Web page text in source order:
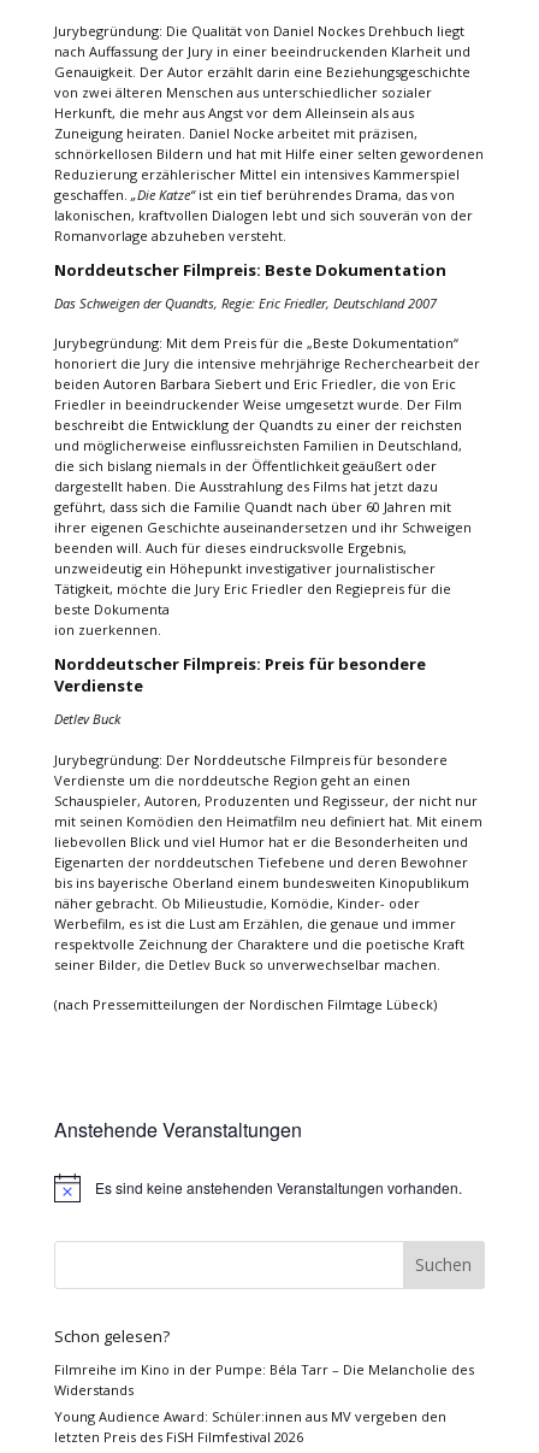
Jurybegründung: Die Qualität von Daniel Nockes Drehbuch liegt
nach Auffassung der Jury in einer beeindruckenden Klarheit und
Genauigkeit. Der Autor erzählt darin eine Beziehungsgeschichte
von zwei älteren Menschen aus unterschiedlicher sozialer
Herkunft, die mehr aus Angst vor dem Alleinsein als aus
Zuneigung heiraten. Daniel Nocke arbeitet mit präzisen,
schnörkellosen Bildern und hat mit Hilfe einer selten gewordenen
Reduzierung erzählerischer Mittel ein intensives Kammerspiel
geschaffen. „Die Katze“ist ein tief berührendes Drama, das von
lakonischen, kraftvollen Dialogen lebt und sich souverän von der
Romanvorlage abzuheben versteht.
Norddeutscher Filmpreis: Beste Dokumentation
Das Schweigen der Quandts, Regie: Eric Friedler, Deutschland 2007
Jurybegründung: Mit dem Preis für die „Beste Dokumentation“
honoriert die Jury die intensive mehrjährige Recherchearbeit der
beiden Autoren Barbara Siebert und Eric Friedler, die von Eric
Friedler in beeindruckender Weise umgesetzt wurde. Der Film
beschreibt die Entwicklung der Quandts zu einer der reichsten
und möglicherweise einflussreichsten Familien in Deutschland,
die sich bislang niemals in der Öffentlichkeit geäußert oder
dargestellt haben. Die Ausstrahlung des Films hat jetzt dazu
geführt, dass sich die Familie Quandt nach über 60 Jahren mit
ihrer eigenen Geschichte auseinandersetzen und ihr Schweigen
beenden will. Auch für dieses eindrucksvolle Ergebnis,
unzweideutig ein Höhepunkt investigativer journalistischer
Tätigkeit, möchte die Jury Eric Friedler den Regiepreis für die
beste Dokumenta
ion zuerkennen.
Norddeutscher Filmpreis: Preis für besondere
Verdienste
Detlev Buck
Jurybegründung: Der Norddeutsche Filmpreis für besondere
Verdienste um die norddeutsche Region geht an einen
Schauspieler, Autoren, Produzenten und Regisseur, der nicht nur
mit seinen Komödien den Heimatfilm neu definiert hat. Mit einem
liebevollen Blick und viel Humor hat er die Besonderheiten und
Eigenarten der norddeutschen Tiefebene und deren Bewohner
bis ins bayerische Oberland einem bundesweiten Kinopublikum
näher gebracht. Ob Milieustudie, Komödie, Kinder- oder
Werbefilm, es ist die Lust am Erzählen, die genaue und immer
respektvolle Zeichnung der Charaktere und die poetische Kraft
seiner Bilder, die Detlev Buck so unverwechselbar machen.
(nach Pressemitteilungen der Nordischen Filmtage Lübeck)
Anstehende Veranstaltungen
HinweisEs sind keine anstehenden Veranstaltungen vorhanden.
Schon gelesen?
Filmreihe im Kino in der Pumpe: Béla Tarr – Die Melancholie des
Widerstands
Young Audience Award: Schüler:innen aus MV vergeben den
letzten Preis des FiSH Filmfestival 2026